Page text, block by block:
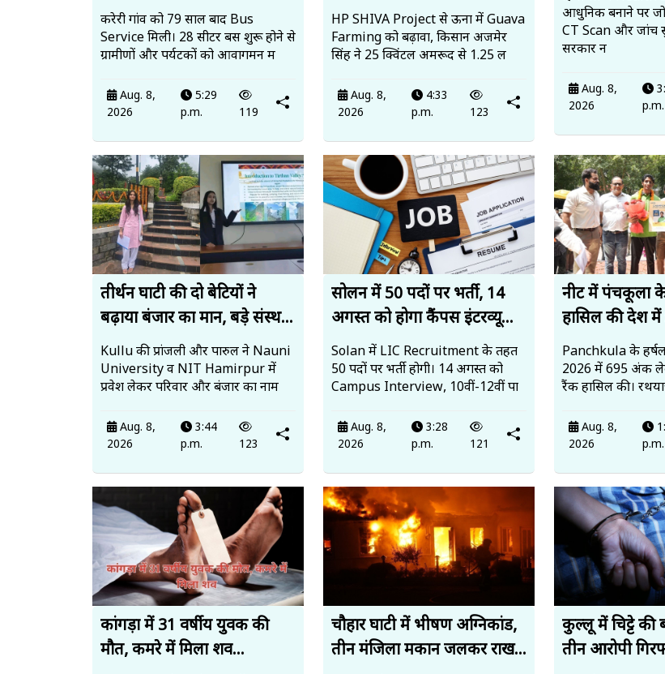
करेरी गांव को 79 साल बाद Bus
Service मिली। 28 सीटर बस शुरू होने से
ग्रामीणों और पर्यटकों को आवागमन म
Aug. 8,
2026
5:29
p.m.
119
HP SHIVA Project से ऊना में Guava
Farming को बढ़ावा, किसान अजमेर
सिंह ने 25 क्विंटल अमरूद से ₹1.25 ल
Aug. 8,
2026
4:33
p.m.
123
आधुनिक बनाने पर
CT Scan और जांच
सरकार न
Aug. 8,
2026
p.m.
तीर्थन घाटी की दो बेटियों ने
बढ़ाया बंजार का मान, बड़े संस्थ...
Kullu की प्रांजली और पारुल ने Nauni
University व NIT Hamirpur में
प्रवेश लेकर परिवार और बंजार का नाम
Aug. 8,
2026
3:44
p.m.
123
सोलन में 50 पदों पर भर्ती, 14
अगस्त को होगा कैंपस इंटरव्यू...
Solan में LIC Recruitment के तहत
50 पदों पर भर्ती होगी। 14 अगस्त को
Campus Interview, 10वीं-12वीं पा
Aug. 8,
2026
3:28
p.m.
121
नीट में पंचकूला के
हासिल की देश में
Panchkula के
2026 में 695 अंक
रैंक हासिल की।
Aug. 8,
2026
p.m.
कांगड़ा में 31 वर्षीय युवक की
मौत, कमरे में मिला शव...
चौहार घाटी में भीषण अग्निकांड,
तीन मंजिला मकान जलकर राख...
कुल्लू में चिट्टे
तीन आरोपी